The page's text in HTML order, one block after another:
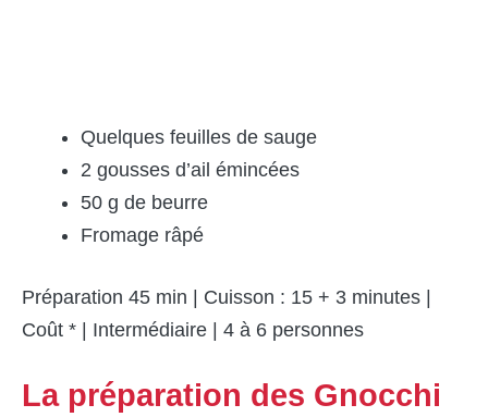
Quelques feuilles de sauge
2 gousses d’ail émincées
50 g de beurre
Fromage râpé
Préparation 45 min | Cuisson : 15 + 3 minutes |
Coût * | Intermédiaire | 4 à 6 personnes
La préparation des Gnocchi